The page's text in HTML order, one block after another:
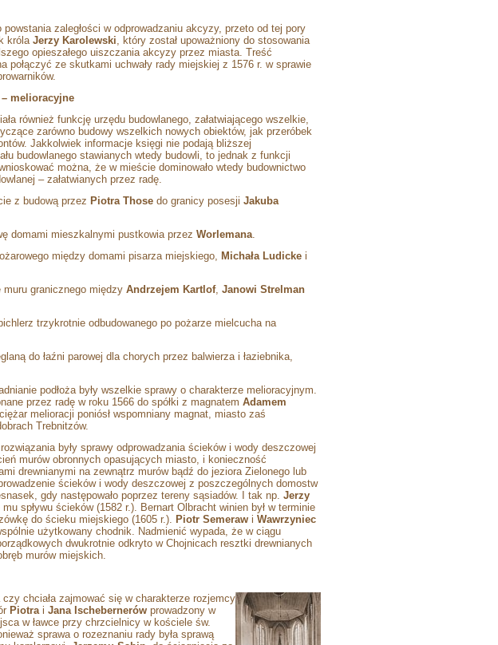
powstania zaległości w odprowadzaniu akcyzy, przeto od tej pory
króla Jerzy Karolewski, który został upoważniony do stosowania
opieszałego uiszczania akcyzy przez miasta. Treść
połączyć ze skutkami uchwały rady miejskiej z 1576 r. w sprawie
melioracyjne
również funkcję urzędu budowlanego, załatwiającego wszelkie,
zarówno budowy wszelkich nowych obiektów, jak przeróbek
Jakkolwiek informacje księgi nie podają bliższej
budowlanego stawianych wtedy budowli, to jednak z funkcji
można, że w mieście dominowało wtedy budownictwo
– załatwianych przez radę.
z budową przez Piotra Those do granicy posesji Jakuba
domami mieszkalnymi pustkowia przez Worlemana.
między domami pisarza miejskiego, Michała Ludicke i
granicznego między Andrzejem Kartlof, Janowi Strelman
trzykrotnie odbudowanego po pożarze mielcucha na
do łaźni parowej dla chorych przez balwierza i łaziebnika,
podłoża były wszelkie sprawy o charakterze melioracyjnym.
przez radę w roku 1566 do spółki z magnatem Adamem
melioracji poniósł wspomniany magnat, miasto zaś
Trebnitzów.
były sprawy odprowadzania ścieków i wody deszczowej
murów obronnych opasujących miasto, i konieczność
drewnianymi na zewnątrz murów bądź do jeziora Zielonego lub
ścieków i wody deszczowej z poszczególnych domostw
gdy następowało poprzez tereny sąsiadów. I tak np. Jerzy
spływu ścieków (1582 r.). Bernart Olbracht winien był w terminie
do ścieku miejskiego (1605 r.). Piotr Semeraw i Wawrzyniec
użytkowany chodnik. Nadmienić wypada, że w ciągu
dwukrotnie odkryto w Chojnicach resztki drewnianych
murów miejskich.
chciała zajmować się w charakterze rozjemcy
Piotrai Jana Ischebernerów prowadzony w
w ławce przy chrzcielnicy w kościele św.
sprawa o rozeznaniu rady była sprawą